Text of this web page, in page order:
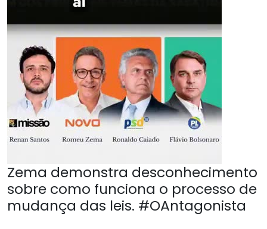
Zema demonstra desconhecimento
sobre como funciona o processo de
mudança das leis. #OAntagonista